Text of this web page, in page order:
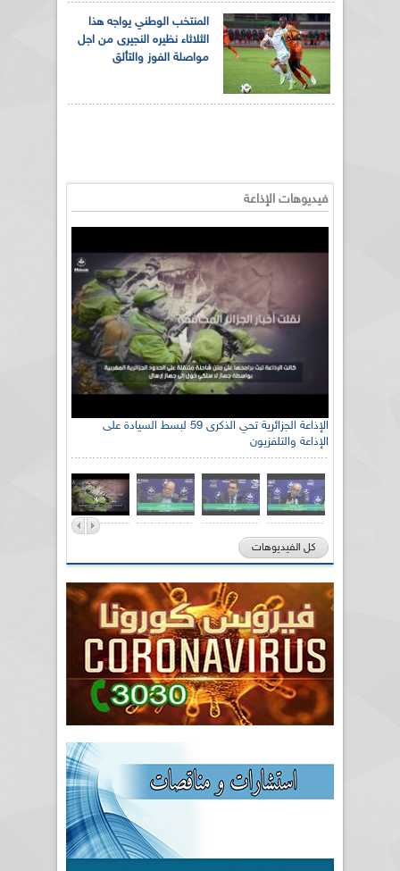
المنتخب الوطني يواجه هذا
الثلاثاء نظيره النجيرى من اجل
مواصلة الفوز والتألق
فيديوهات الإذاعة
الإذاعة الجزائرية تحي الذكرى 59 لبسط السيادة على
الإذاعة والتلفزيون
كل الفيديوهات